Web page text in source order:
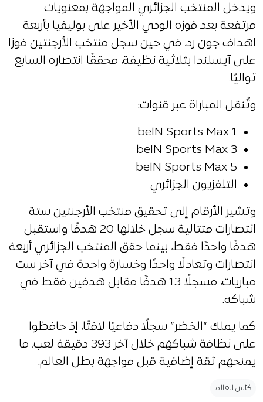
ويدخل المنتخب الجزائري المواجهة بمعنويات
مرتفعة بعد فوزه الودي الأخير على بوليفيا بأربعة
اهداف جون رد، في حين سجل منتخب الأرجنتين فوزا
على آيسلندا بثلاثية نظيفة، محققًا انتصاره السابع
تواليًا.
وتُنقل المباراة عبر قنوات:
beIN Sports Max 1
beIN Sports Max 3
beIN Sports Max 5
التلفزيون الجزائري
وتشير الأرقام إلى تحقيق منتخب الأرجنتين ستة
انتصارات متتالية سجل خلالها 20 هدفًا واستقبل
هدفًا واحدًا فقط، بينما حقق المنتخب الجزائري أربعة
انتصارات وتعادلًا واحدًا وخسارة واحدة في آخر ست
مباريات، مسجلًا 13 هدفًا مقابل هدفين فقط في
شباكه.
كما يملك “الخضر” سجلًا دفاعيًا لافتًا، إذ حافظوا
على نظافة شباكهم خلال آخر 393 دقيقة لعب، ما
يمنحهم ثقة إضافية قبل مواجهة بطل العالم.
كأس العالم